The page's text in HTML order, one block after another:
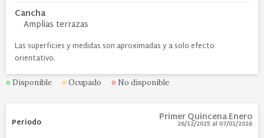
Cancha
Amplias terrazas
Las superficies y medidas son aproximadas y a solo efecto
orientativo.
Disponible Ocupado No disponible
Primer Quincena Enero
26/12/2025 al 07/01/2026